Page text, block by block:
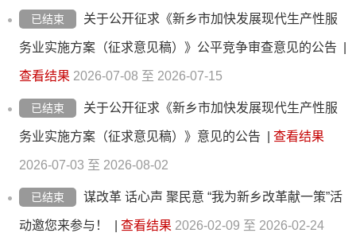
已结束 关于公开征求《新乡市加快发展现代生产性服
务业实施方案（征求意见稿）》公平竞争审查意见的公告
查看结果 2026-07-08 至 2026-07-15
已结束 关于公开征求《新乡市加快发展现代生产性服
务业实施方案（征求意见稿）》意见的公告 查看结果
2026-07-03 至 2026-08-02
已结束 谋改革 话心声 聚民意 “我为新乡改革献一策”活
动邀您来参与！ 查看结果 2026-02-09 至 2026-02-24